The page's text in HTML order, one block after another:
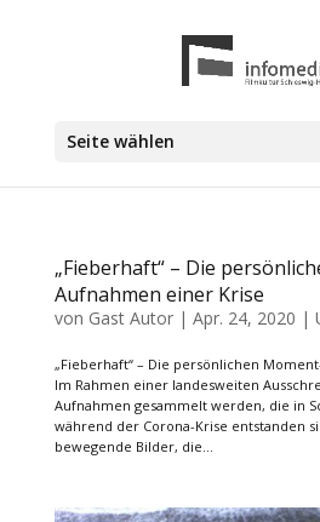
Seite wählen
„Fieberhaft“ – Die
Aufnahmen einer Krise
von Gast Autor| Apr. 24, 2020 |
„Fieberhaft“ – Die persönlichen
Im Rahmen einer landesweiten
Aufnahmen gesammelt werden, die in
während der Corona-Krise entstanden
bewegende Bilder, die...